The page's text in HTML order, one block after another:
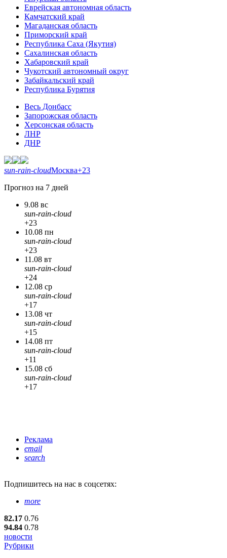
Еврейская автономная область
Камчатский край
Магаданская область
Приморский край
Республика Саха (Якутия)
Сахалинская область
Хабаровский край
Чукотский автономный округ
Забайкальский край
Республика Бурятия
Весь Донбасс
Запорожская область
Херсонская область
ЛНР
ДНР
sun-rain-cloudМосква+23
Прогноз на 7 дней
9.08 вс
sun-rain-cloud
+23
10.08 пн
sun-rain-cloud
+23
11.08 вт
sun-rain-cloud
+24
12.08 ср
sun-rain-cloud
+17
13.08 чт
sun-rain-cloud
+15
14.08 пт
sun-rain-cloud
+11
15.08 сб
sun-rain-cloud
+17
Реклама
email
search
Подпишитесь на нас в соцсетях:
more
82.17 0.76
94.84 0.78
новости
Рубрики